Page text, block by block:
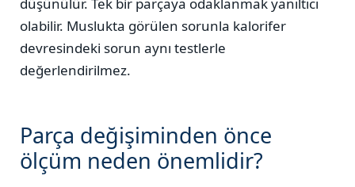
düşünülür. Tek bir parçaya odaklanmak yanıltıcı
olabilir. Muslukta görülen sorunla kalorifer
devresindeki sorun aynı testlerle
değerlendirilmez.
Parça değişiminden önce
ölçüm neden önemlidir?